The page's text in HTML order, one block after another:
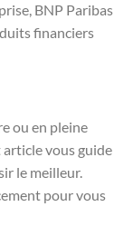
BNP Paribas
financiers
ou en pleine
vous guide
le meilleur.
pour vous